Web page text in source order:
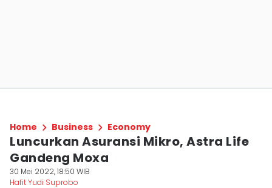
Home Business Economy
Luncurkan Asuransi Mikro, Astra Life
Gandeng Moxa
30 Mei 2022, 18:50 WIB
Hafit Yudi Suprobo